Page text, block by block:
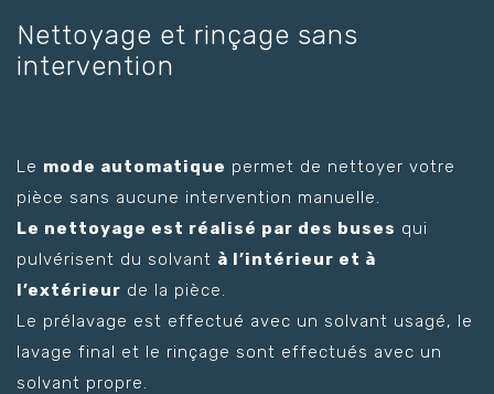
Nettoyage et rinçage sans
intervention
Le mode automatique permet de nettoyer votre
pièce sans aucune intervention manuelle.
Le nettoyage est réalisé par des buses qui
pulvérisent du solvant à l’intérieur et à
l’extérieur de la pièce.
Le prélavage est effectué avec un solvant usagé, le
lavage final et le rinçage sont effectués avec un
solvant propre.